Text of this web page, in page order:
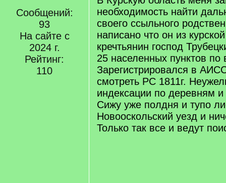
Сообщений:
93
На сайте с
2024 г.
Рейтинг:
110
необходимость найти
своего ссыльного
написано что он из
кречтьянин господ
25 населенных пунктов по
Зарегистрировался в
смотреть РС 1811г.
индексации по деревням
Сижу уже полдня и тупо
Новооскольский уезд и
Только так все и ведут